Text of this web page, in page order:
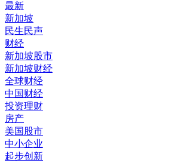
最新
新加坡
民生民声
财经
新加坡股市
新加坡财经
全球财经
中国财经
投资理财
房产
美国股市
中小企业
起步创新